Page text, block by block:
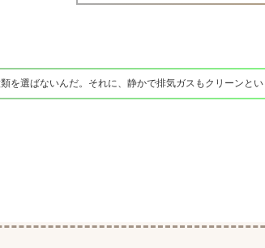
選ばないんだ。それに、静かで排気ガスもクリーンとい